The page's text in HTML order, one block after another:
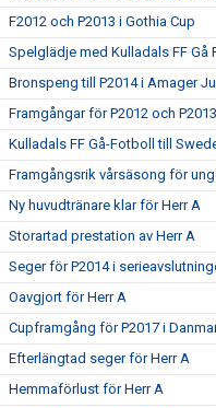
F2012 och P2013 i Gothia Cup
Spelglädje med Kulladals FF Gå
Bronspeng till P2014 i Amager
Framgångar för P2012 och
Kulladals FF Gå-Fotboll till
Framgångsrik vårsäsong för
Ny huvudtränare klar för Herr A
Storartad prestation av Herr A
Seger för P2014 i
Oavgjort för Herr A
Cupframgång för P2017 i
Efterlängtad seger för Herr A
Hemmaförlust för Herr A